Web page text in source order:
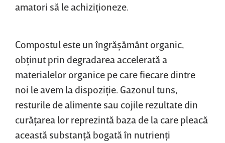
amatori să le achiziţioneze.
Compostul este un îngrăşământ organic,
obţinut prin degradarea accelerată a
materialelor organice pe care fiecare dintre
noi le avem la dispoziţie. Gazonul tuns,
resturile de alimente sau cojile rezultate din
curăţarea lor reprezintă baza de la care pleacă
această substanţă bogată în nutrienţi